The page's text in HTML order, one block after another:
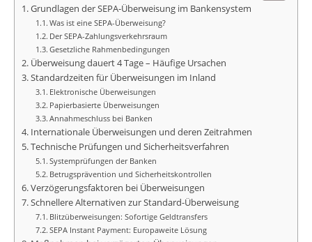
Grundlagen der SEPA-Überweisung im Bankensystem
Was ist eine SEPA-Überweisung?
Der SEPA-Zahlungsverkehrsraum
Gesetzliche Rahmenbedingungen
Überweisung dauert 4 Tage – Häufige Ursachen
Standardzeiten für Überweisungen im Inland
Elektronische Überweisungen
Papierbasierte Überweisungen
Annahmeschluss bei Banken
Internationale Überweisungen und deren Zeitrahmen
Technische Prüfungen und Sicherheitsverfahren
Systemprüfungen der Banken
Betrugsprävention und Sicherheitskontrollen
Verzögerungsfaktoren bei Überweisungen
Schnellere Alternativen zur Standard-Überweisung
Blitzüberweisungen: Sofortige Geldtransfers
SEPA Instant Payment: Europaweite Lösung